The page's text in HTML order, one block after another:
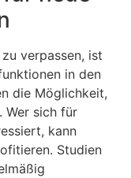
verpassen, ist
in den
die Möglichkeit,
Wer sich für
kann
Studien